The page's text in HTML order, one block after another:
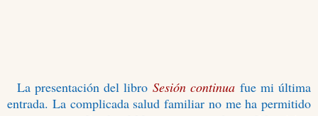
La presentación del libro Sesión continua fue mi última
entrada. La complicada salud familiar no me ha permitido